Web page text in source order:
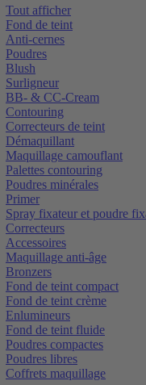
Tout afficher
Fond de teint
Anti-cernes
Poudres
Blush
Surligneur
BB- & CC-Cream
Contouring
Correcteurs de teint
Démaquillant
Maquillage camouflant
Palettes contouring
Poudres minérales
Primer
Spray fixateur et poudre
Correcteurs
Accessoires
Maquillage anti-âge
Bronzers
Fond de teint compact
Fond de teint crème
Enlumineurs
Fond de teint fluide
Poudres compactes
Poudres libres
Coffrets maquillage